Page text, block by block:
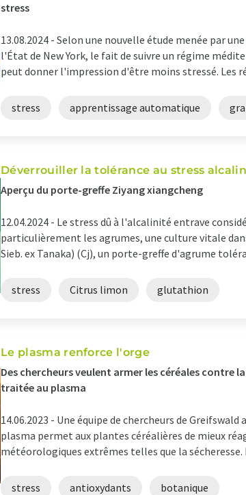
stress
13.08.2024 - Selon une nouvelle étude menée par
l'État de New York, le fait de suivre un régime
peut donner l'impression d'être moins stressé. Les
stress apprentissage automatique
Déverrouiller la tolérance au stress
Aperçu du porte-greffe Ziyang xiangcheng
12.04.2024 - Le stress dû à l'alcalinité entrave
particulièrement les agrumes, une culture vitale
Sieb. ex Tanaka) (Cj), un porte-greffe d'agrume
stress Citrus limon glutathion
Le plasma renforce l'orge
Des chercheurs veulent armer les céréales contre
traitée au plasma
14.06.2023 - Une équipe de chercheurs de
plasma permet aux plantes céréalières de mieux
météorologiques extrêmes telles que la
stress antioxydants botanique